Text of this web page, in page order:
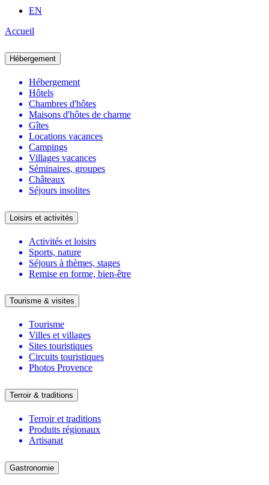
EN
Accueil
Hébergement
Hébergement
Hôtels
Chambres d'hôtes
Maisons d'hôtes de charme
Gîtes
Locations vacances
Campings
Villages vacances
Séminaires, groupes
Châteaux
Séjours insolites
Loisirs et activités
Activités et loisirs
Sports, nature
Séjours à thèmes, stages
Remise en forme, bien-être
Tourisme & visites
Tourisme
Villes et villages
Sites touristiques
Circuits touristiques
Photos Provence
Terroir & traditions
Terroir et traditions
Produits régionaux
Artisanat
Gastronomie